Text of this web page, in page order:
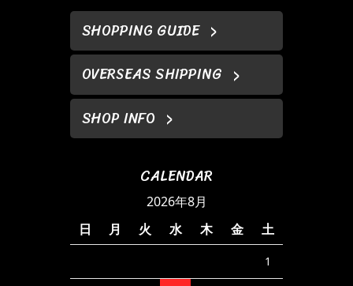
SHOPPING GUIDE
OVERSEAS SHIPPING
SHOP INFO
CALENDAR
2026年8月
日
月 火 水 木 金 土
1